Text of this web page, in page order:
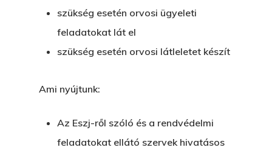
szükség esetén orvosi ügyeleti
feladatokat lát el
szükség esetén orvosi látleletet készít
Ami nyújtunk:
Az Eszj-ről szóló és a rendvédelmi
feladatokat ellátó szervek hivatásos